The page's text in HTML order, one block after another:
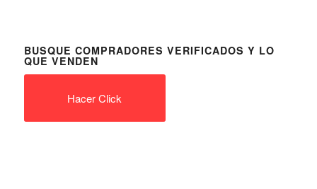
BUSQUE COMPRADORES VERIFICADOS Y LO
QUE VENDEN
Hacer Click